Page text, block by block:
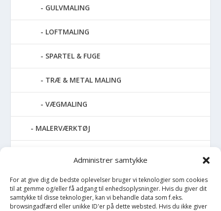
Administrer samtykke
For at give dig de bedste oplevelser bruger vi teknologier som cookies
til at gemme og/eller få adgang til enhedsoplysninger. Hvis du giver dit
samtykke til disse teknologier, kan vi behandle data som f.eks.
browsingadfærd eller unikke ID'er på dette websted. Hvis du ikke giver
GULVMALING
LOFTMALING
SPARTEL & FUGE
TRÆ & METAL MALING
VÆGMALING
MALERVÆRKTØJ
SPRAYMALING
TAPET & FILT